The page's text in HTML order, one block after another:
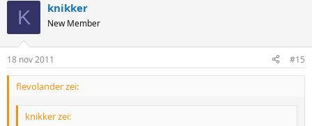
K knikker
New Member
18 nov 2011 #15
flevolander zei:
knikker zei: